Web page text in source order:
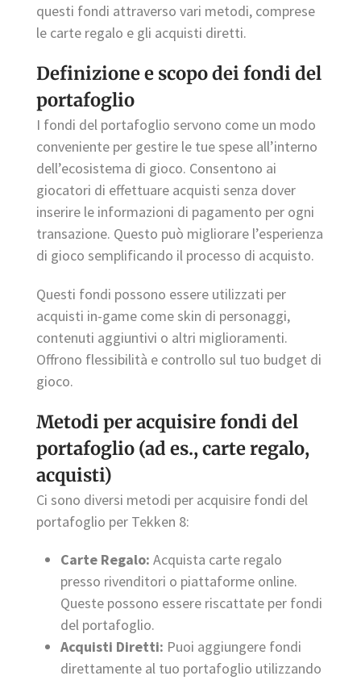
questi fondi attraverso vari metodi, comprese
le carte regalo e gli acquisti diretti.
Definizione e scopo dei fondi del
portafoglio
I fondi del portafoglio servono come un modo
conveniente per gestire le tue spese all’interno
dell’ecosistema di gioco. Consentono ai
giocatori di effettuare acquisti senza dover
inserire le informazioni di pagamento per ogni
transazione. Questo può migliorare l’esperienza
di gioco semplificando il processo di acquisto.
Questi fondi possono essere utilizzati per
acquisti in-game come skin di personaggi,
contenuti aggiuntivi o altri miglioramenti.
Offrono flessibilità e controllo sul tuo budget di
gioco.
Metodi per acquisire fondi del
portafoglio (ad es., carte regalo,
acquisti)
Ci sono diversi metodi per acquisire fondi del
portafoglio per Tekken 8:
Carte Regalo: Acquista carte regalo
presso rivenditori o piattaforme online.
Queste possono essere riscattate per fondi
del portafoglio.
Acquisti Diretti: Puoi aggiungere fondi
direttamente al tuo portafoglio utilizzando